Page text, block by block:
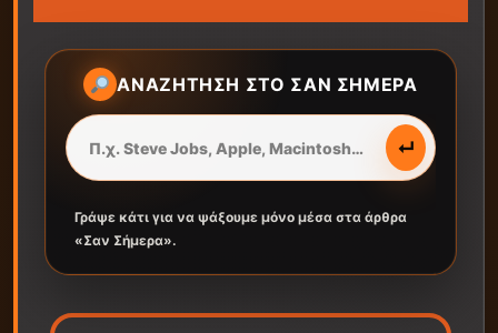
ΑΝΑΖΉΤΗΣΗ ΣΤΟ ΣΑΝ ΣΉΜΕΡΑ
↵
Γράψε κάτι για να ψάξουμε μόνο μέσα στα άρθρα
«Σαν Σήμερα».